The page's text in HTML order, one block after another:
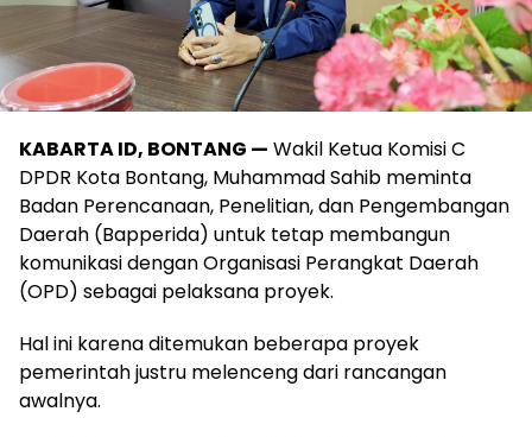
KABARTA ID, BONTANG — Wakil Ketua Komisi C
DPDR Kota Bontang, Muhammad Sahib meminta
Badan Perencanaan, Penelitian, dan Pengembangan
Daerah (Bapperida) untuk tetap membangun
komunikasi dengan Organisasi Perangkat Daerah
(OPD) sebagai pelaksana proyek.
Hal ini karena ditemukan beberapa proyek
pemerintah justru melenceng dari rancangan
awalnya.